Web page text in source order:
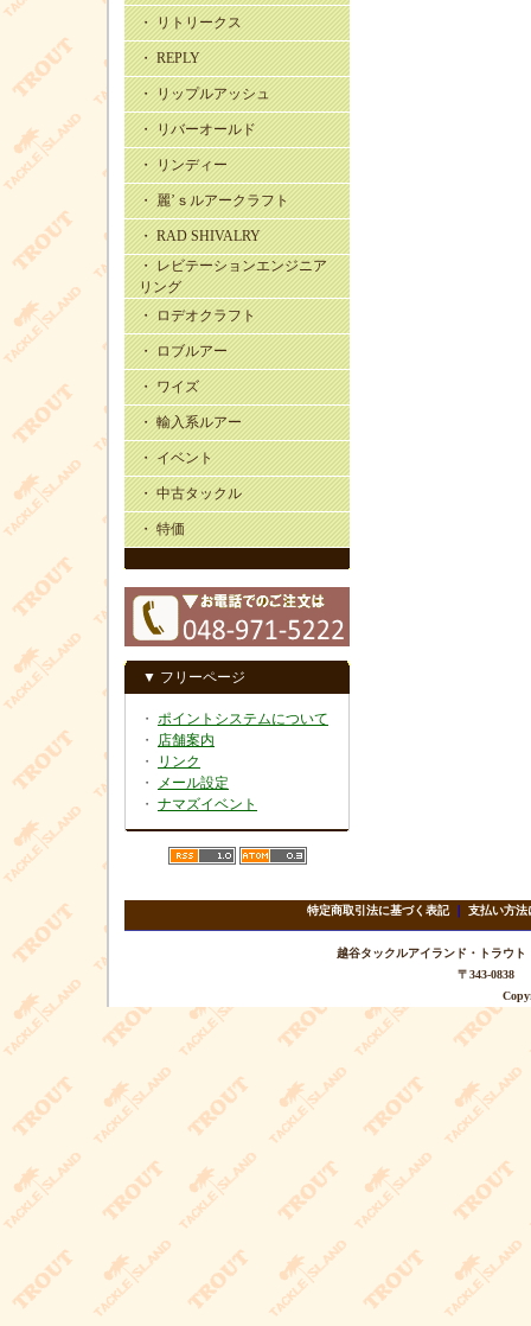
・ リトリークス
・ REPLY
・ リップルアッシュ
・ リバーオールド
・ リンディー
・ 麗’ｓルアークラフト
・ RAD SHIVALRY
・ レビテーションエンジニア
リング
・ ロデオクラフト
・ ロブルアー
・ ワイズ
・ 輸入系ルアー
・ イベント
・ 中古タックル
・ 特価
▼ フリーページ
・ ポイントシステムについて
・ 店舗案内
・
リンク
・
メール設定
・ ナマズイベント
特定商取引法に基づく表記｜ 支払い方法
越谷タックルアイランド・トラ
〒343-0838